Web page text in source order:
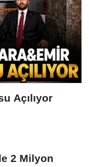
Açılıyor
2 Milyon